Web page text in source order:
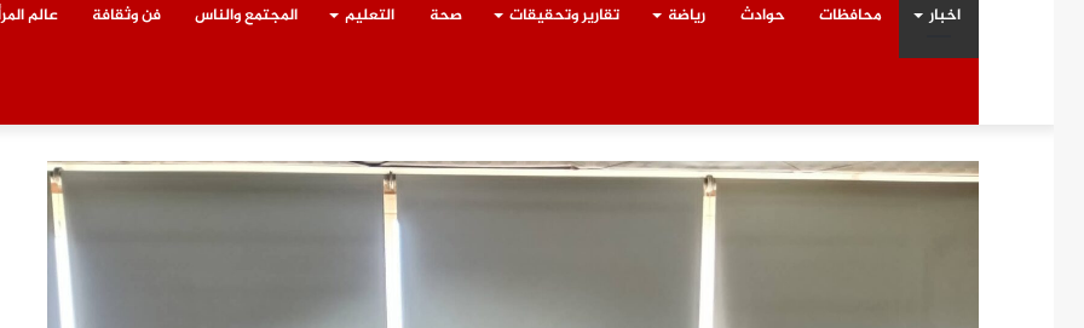
اخبار محافظات حوادث رياضة تقارير وتحقيقات صحة التعليم المجتمع والناس فن وثقافة عالم